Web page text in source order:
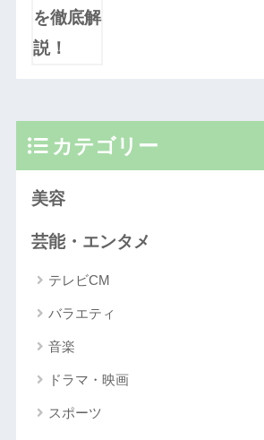
カテゴリー
美容
芸能・エンタメ
テレビCM
バラエティ
音楽
ドラマ・映画
スポーツ